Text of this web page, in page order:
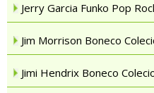
Jerry Garcia Funko Pop
Jim Morrison Boneco
Jimi Hendrix Boneco